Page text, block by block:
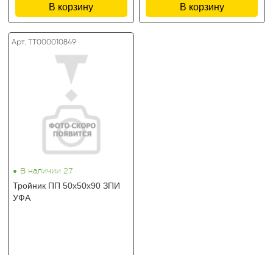
В корзину В корзину
Арт. ТТ000010849
• В наличии 27
Тройник ПП 50х50х90 ЗПИ
УФА